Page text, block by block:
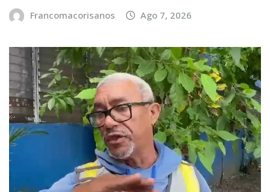
Francomacorisanos Ago 7, 2026